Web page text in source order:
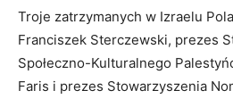
Troje zatrzymanych w Izraelu
Franciszek Sterczewski, prezes
Społeczno-Kulturalnego
Faris i prezes Stowarzyszenia